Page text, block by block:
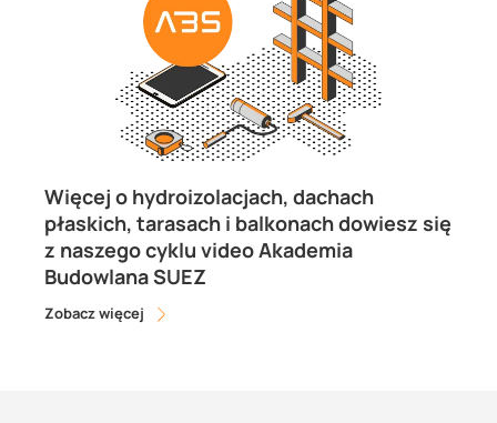
Więcej o hydroizolacjach, dachach
płaskich, tarasach i balkonach dowiesz się
z naszego cyklu video Akademia
Budowlana SUEZ
Zobacz więcej